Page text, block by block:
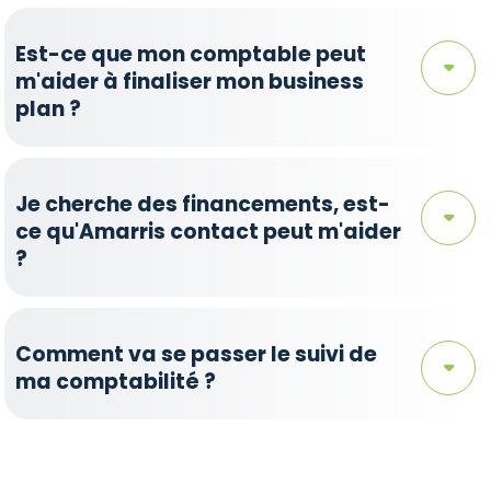
Est-ce que mon comptable peut
m'aider à finaliser mon business
plan ?
Je cherche des financements, est-
ce qu'Amarris contact peut m'aider
?
Comment va se passer le suivi de
ma comptabilité ?